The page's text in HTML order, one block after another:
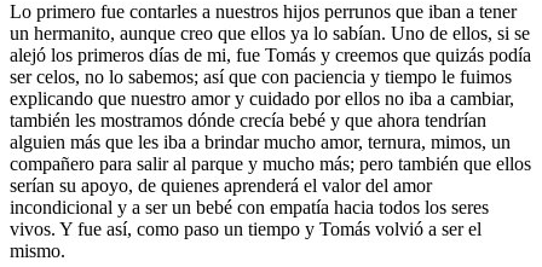
Lo primero fue contarles a nuestros hijos perrunos que iban a tener
un hermanito, aunque creo que ellos ya lo sabían. Uno de ellos, si se
alejó los primeros días de mi, fue Tomás y creemos que quizás podía
ser celos, no lo sabemos; así que con paciencia y tiempo le fuimos
explicando que nuestro amor y cuidado por ellos no iba a cambiar,
también les mostramos dónde crecía bebé y que ahora tendrían
alguien más que les iba a brindar mucho amor, ternura, mimos, un
compañero para salir al parque y mucho más; pero también que ellos
serían su apoyo, de quienes aprenderá el valor del amor
incondicional y a ser un bebé con empatía hacia todos los seres
vivos. Y fue así, como paso un tiempo y Tomás volvió a ser el
mismo.